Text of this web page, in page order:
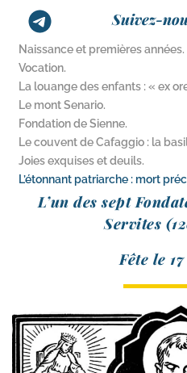
Suivez-
Naissance et premières années.
Vocation.
La louange des enfants : « ex
Le mont Senario.
Fondation de Sienne.
Le couvent de Cafaggio : la
Joies exquises et deuils.
L’étonnant patriarche : mort
L’un des sept
Servites
Fête le